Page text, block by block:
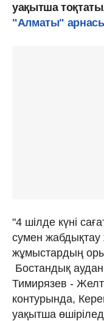
уақытша
"Алматы"
"4 шілде күні
сумен жабдықтау
жұмыстардың
Бостандық
Тимирязев -
контурында,
уақытша